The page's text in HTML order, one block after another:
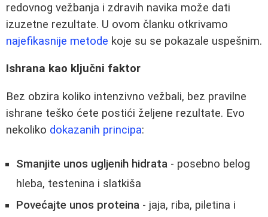
redovnog vežbanja i zdravih navika može dati
izuzetne rezultate. U ovom članku otkrivamo
najefikasnije metode koje su se pokazale uspešnim.
Ishrana kao ključni faktor
Bez obzira koliko intenzivno vežbali, bez pravilne
ishrane teško ćete postići željene rezultate. Evo
nekoliko dokazanih principa:
Smanjite unos ugljenih hidrata - posebno belog
hleba, testenina i slatkiša
Povećajte unos proteina - jaja, riba, piletina i